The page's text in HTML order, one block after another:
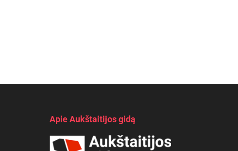
Apie Aukštaitijos gidą